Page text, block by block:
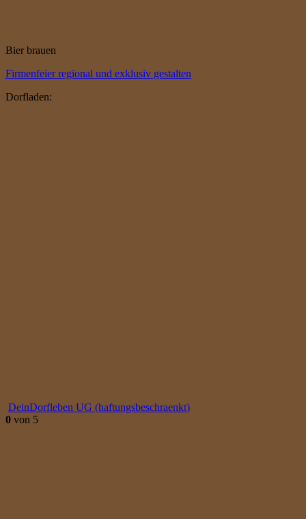
Bier brauen
Firmenfeier regional und exklusiv gestalten
Dorfladen:
DeinDorfleben UG (haftungsbeschraenkt)
0 von 5